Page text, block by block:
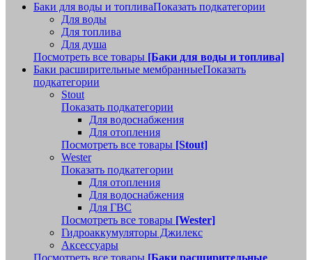
Баки для воды и топливаПоказать подкатегории
Для воды
Для топлива
Для душа
Посмотреть все товары [Баки для воды и топлива]
Баки расширительные мембранныеПоказать
подкатегории
Stout
Показать подкатегории
Для водоснабжения
Для отопления
Посмотреть все товары [Stout]
Wester
Показать подкатегории
Для отопления
Для водоснабжения
Для ГВС
Посмотреть все товары [Wester]
Гидроаккумуляторы Джилекс
Аксессуары
Посмотреть все товары [Баки расширительные